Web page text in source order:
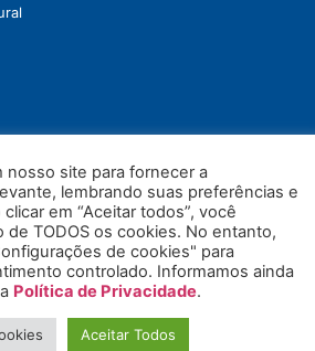
os Direitos Reservados.
nosso site para fornecer a
lembrando suas preferências e
em “Aceitar todos”, você
TODOS os cookies. No entanto,
de cookies" para
controlado. Informamos ainda
Política de Privacidade.
Aceitar Todos